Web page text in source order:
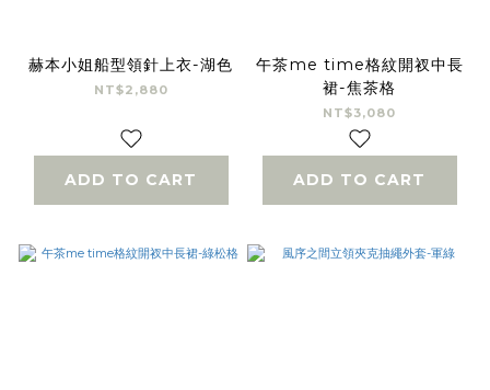
赫本小姐船型領針上衣-湖色
NT$2,880
ADD TO CART
午茶me time格紋開衩中長
裙-焦茶格
NT$3,080
ADD TO CART